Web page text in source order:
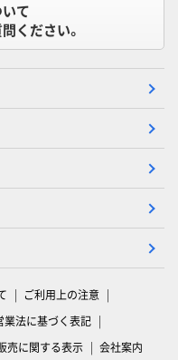
て
ください。
ご利用上の注意
業法に基づく表記
売に関する表示 会社案内